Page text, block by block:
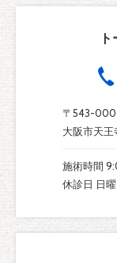
〒543-
大阪市天王
施術時間
休診日 日